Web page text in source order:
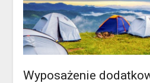
Wyposażenie